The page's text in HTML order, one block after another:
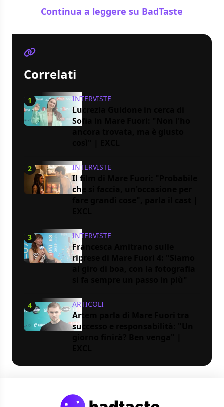
Continua a leggere su BadTaste
Correlati
1 INTERVISTE
Lucrezia Guidone in cerca di
Sofia in Mare Fuori: "Non l'ho
2 INTERVISTE
Il film di Mare Fuori: "Probabile
che si faccia, un'occasione per
3 INTERVISTE
Francesca Amitrano sulle
riprese di Mare Fuori 4: "Siamo
4 ARTICOLI
Artem parla di Mare Fuori tra
successo e responsabilità: "Un